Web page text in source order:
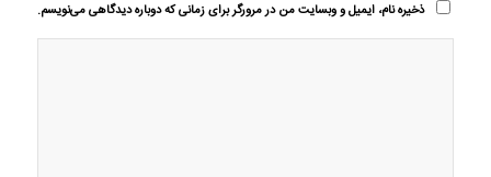
ذخیره نام، ایمیل و وبسایت من در مرورگر برای زمانی که دوباره دیدگاهی می‌نویسم.